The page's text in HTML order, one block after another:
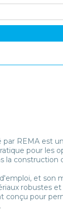
par REMA est
pour
la construction
et son
robustes
pour
.